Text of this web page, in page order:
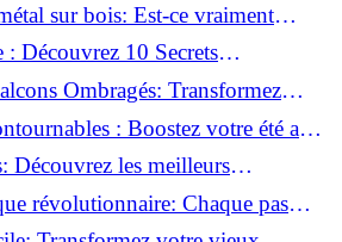
sur bois: Est-ce vraiment
: Découvrez 10 Secrets
pour un Bien-être Optimal!
Ombragés: Transformez
Oasis Verte!: Boostez votre été avec
Découvrez les meilleurs
révolutionnaire: Chaque pas
santé!